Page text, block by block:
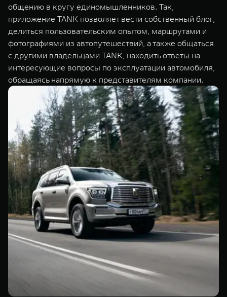
общению в кругу единомышленников. Так,
приложение TANK позволяет вести собственный блог,
делиться пользовательским опытом, маршрутами и
фотографиями из автопутешествий, а также общаться
с другими владельцами TANK, находить ответы на
интересующие вопросы по эксплуатации автомобиля,
обращаясь напрямую к представителям компании.